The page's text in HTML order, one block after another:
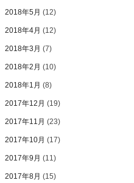
2018年5月 (12)
2018年4月 (12)
2018年3月 (7)
2018年2月 (10)
2018年1月 (8)
2017年12月 (19)
2017年11月 (23)
2017年10月 (17)
2017年9月 (11)
2017年8月 (15)